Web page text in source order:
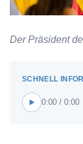
Der Präsident
0:00 / 0:00